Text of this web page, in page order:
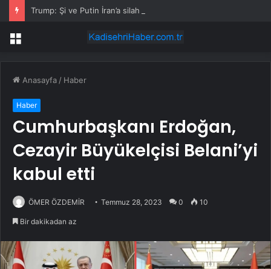
Trump: Şi ve Putin İran’a silah satmayacaklarını söyledi
Menü
Anasayfa / Haber
Haber
Cumhurbaşkanı Erdoğan,
Cezayir Büyükelçisi Belani’yi
kabul etti
ÖMER ÖZDEMİR Temmuz 28, 2023 0 10
Bir dakikadan az